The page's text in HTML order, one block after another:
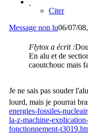
Citer
Message non lu06/07/
Flytox a écrit :
En alu et de
caoutchouc mais
Je ne sais pas souder l'alu
lourd, mais je pourrai
energies-fossiles-
la-z-machine-
fonctionnement-